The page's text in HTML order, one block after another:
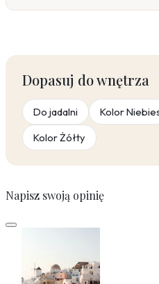
Dopasuj do wnętrza
Do jadalni Kolor
Kolor Żółty
Napisz swoją opinię